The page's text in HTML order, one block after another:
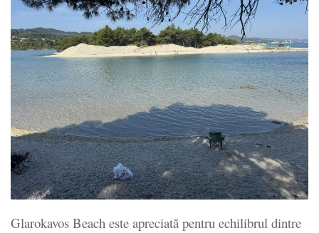
Glarokavos Beach este apreciată pentru echilibrul dintre